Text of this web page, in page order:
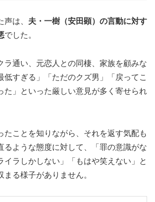
は、 夫・一樹（安田顕）の言動に対す
でした。
ラ通い、元恋人との同棲、家族を顧みな
低すぎる」「ただのクズ男」「戻ってこ
た」といった厳しい意見が多く寄せられ
たことを知りながら、それを返す気配も
るような態度に対して、「罪の意識がな
イラしかしない」「もはや笑えない」と
る様子がありません。